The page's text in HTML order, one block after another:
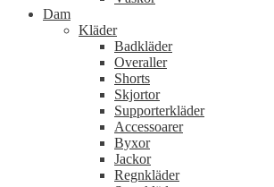
Dam
Kläder
Badkläder
Overaller
Shorts
Skjortor
Supporterkläder
Accessoarer
Byxor
Jackor
Regnkläder